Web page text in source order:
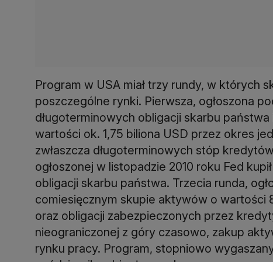
Program w USA miał trzy rundy, w których
poszczególne rynki. Pierwsza, ogłoszona
długoterminowych obligacji skarbu
wartości ok. 1,75 biliona USD przez okres
zwłaszcza długoterminowych stóp
ogłoszonej w listopadzie 2010 roku Fed
obligacji skarbu państwa. Trzecia runda,
comiesięcznym skupie aktywów o wartości
oraz obligacji zabezpieczonych przez
nieograniczonej z góry czasowo, zakup
rynku pracy. Program, stopniowo